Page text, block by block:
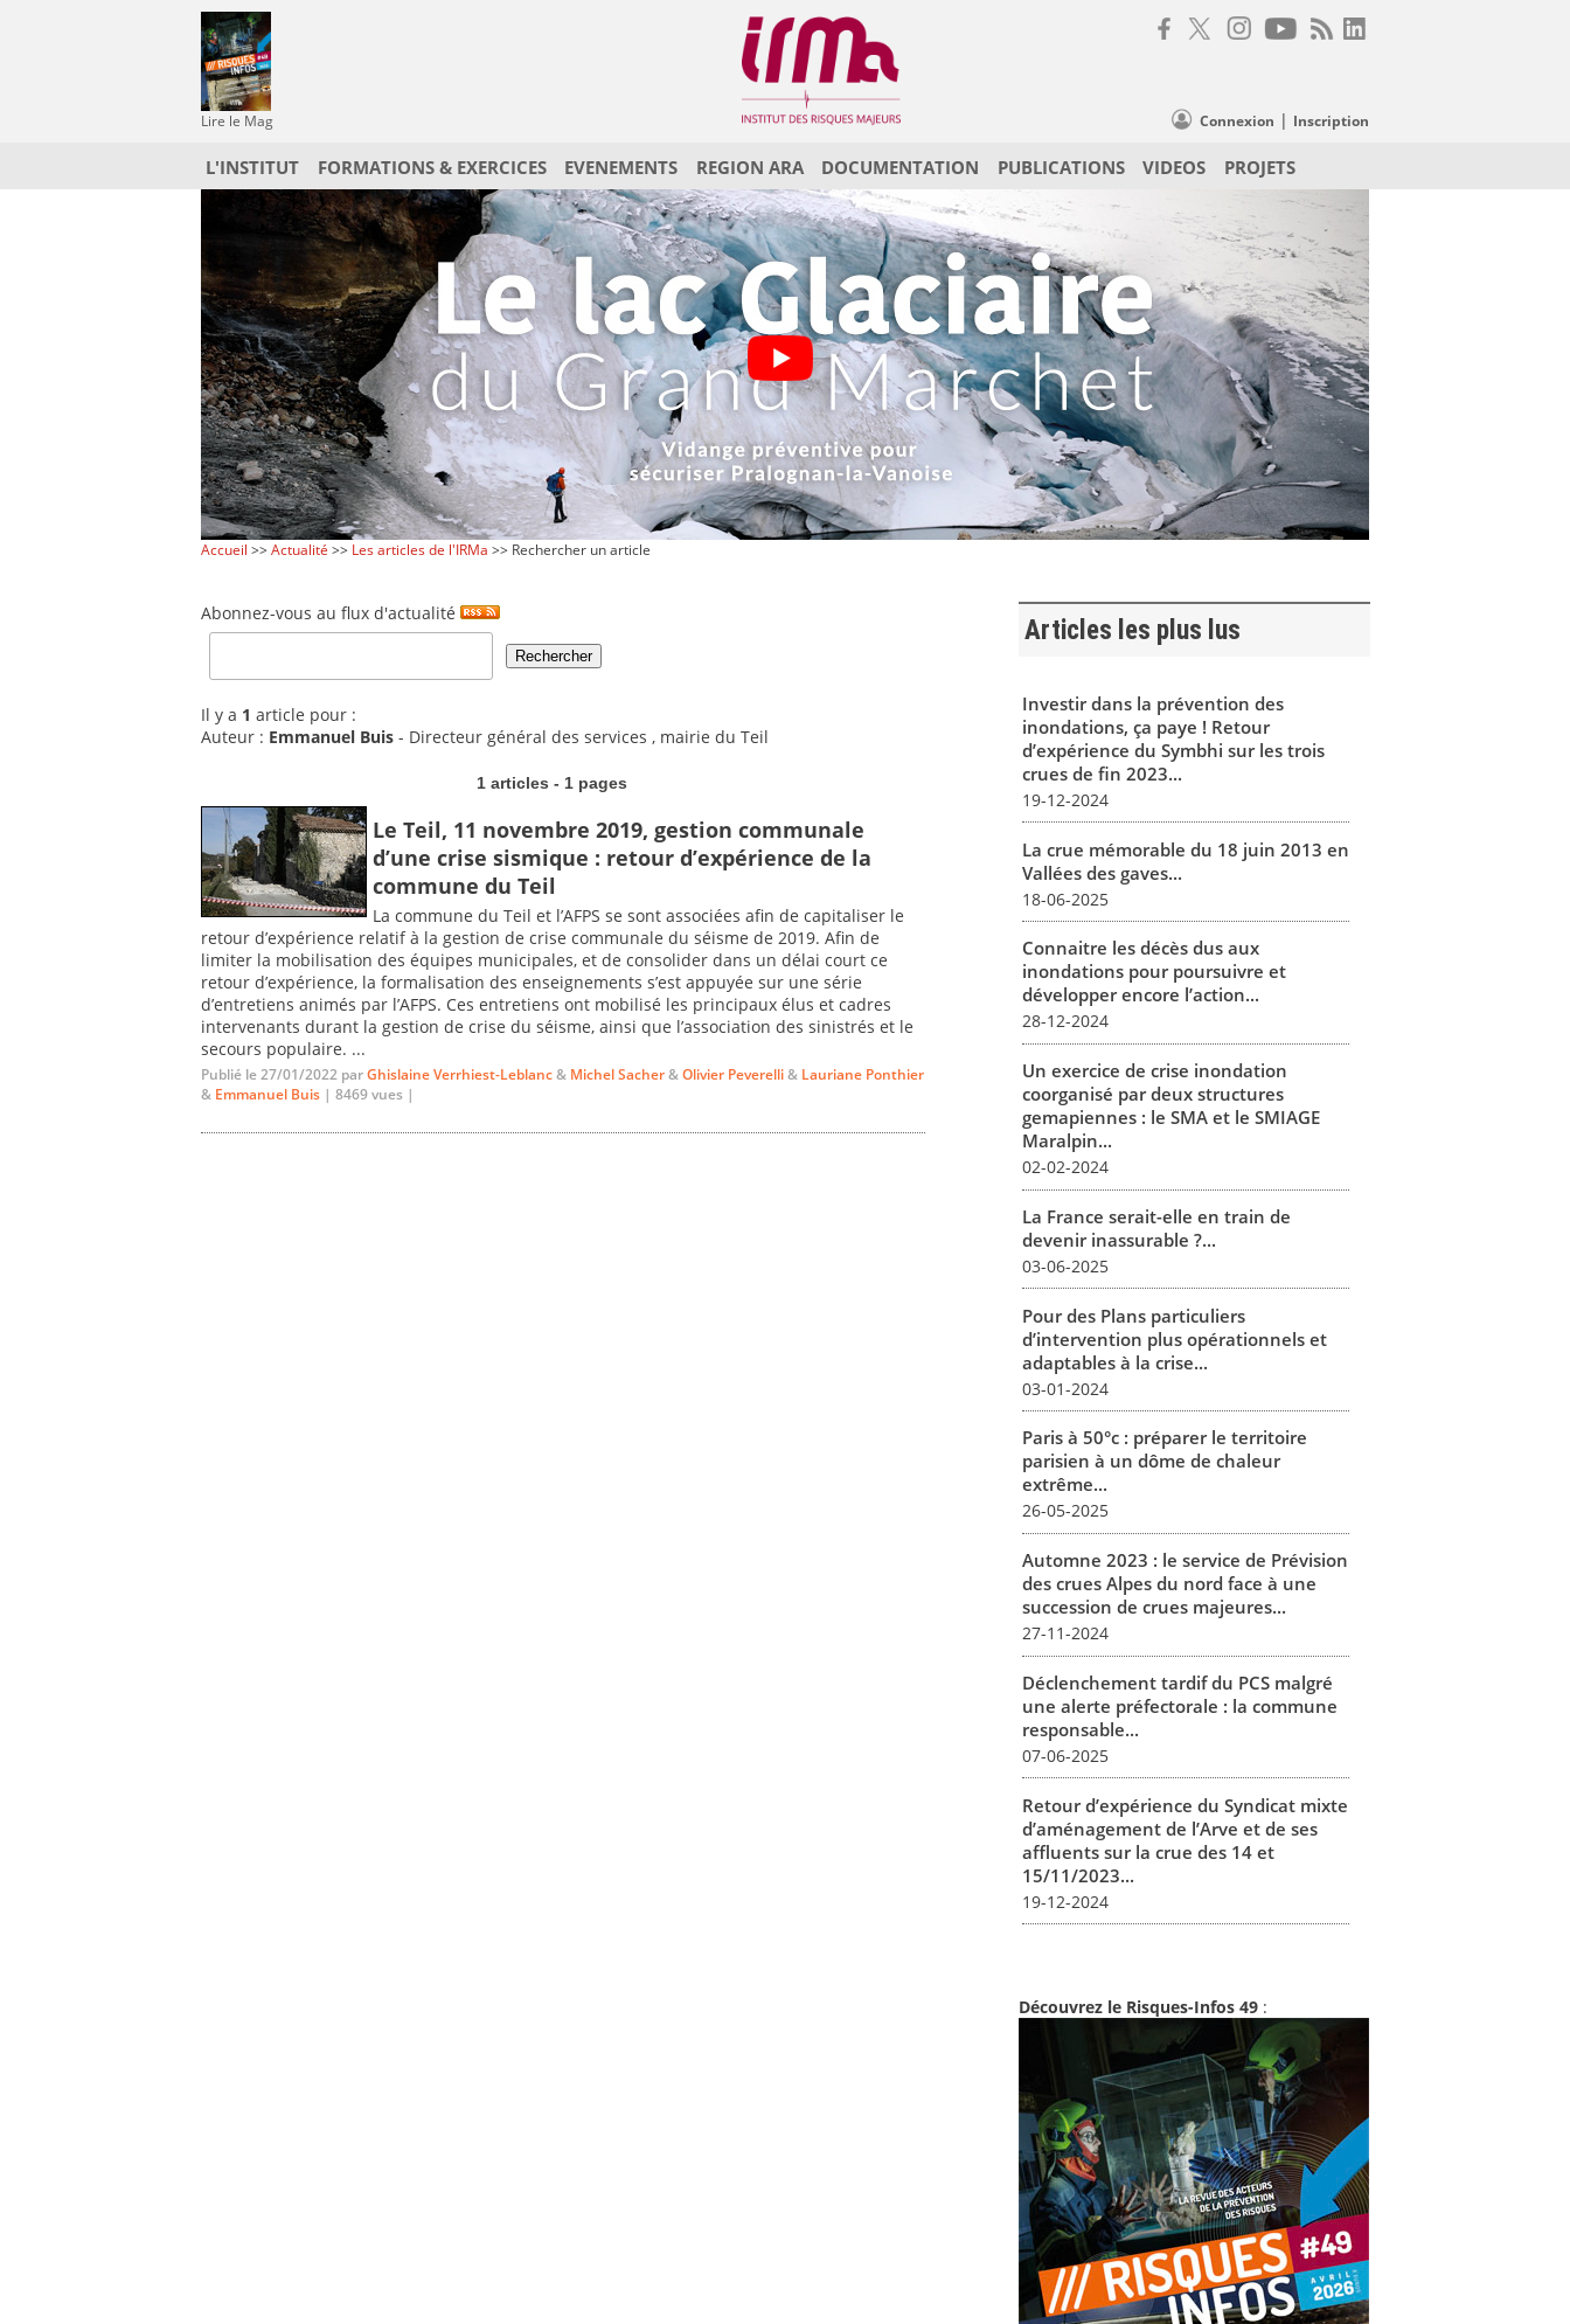
Lire le Mag Connexion | Inscription
L'INSTITUT FORMATIONS & EXERCICES EVENEMENTS REGION ARA DOCUMENTATION PUBLICATIONS VIDEOS PROJETS
Accueil >>Actualité >> Les articles de l'IRMa >> Rechercher un article
Abonnez-vous au flux d'actualité
Il y a 1 article pour :
Auteur : Emmanuel Buis - Directeur général des services , mairie du Teil
1 articles - 1 pages
Le Teil, 11 novembre 2019, gestion communale
d’une crise sismique : retour d’expérience de la
commune du Teil
La commune du Teil et l’AFPS se sont associées afin de capitaliser le
retour d’expérience relatif à la gestion de crise communale du séisme de 2019. Afin de
limiter la mobilisation des équipes municipales, et de consolider dans un délai court ce
retour d’expérience, la formalisation des enseignements s’est appuyée sur une série
d’entretiens animés par l’AFPS. Ces entretiens ont mobilisé les principaux élus et cadres
intervenants durant la gestion de crise du séisme, ainsi que l’association des sinistrés et le
secours populaire. ...
Publié le 27/01/2022 parGhislaine Verrhiest-Leblanc& Michel Sacher&Olivier Peverelli& Lauriane Ponthier
& Emmanuel Buis | 8469 vues |
Articles les plus lus
Investir dans la prévention des
inondations, ça paye ! Retour
d’expérience du Symbhi sur les trois
crues de fin 2023...
19-12-2024
La crue mémorable du 18 juin 2013 en
Vallées des gaves...
18-06-2025
Connaitre les décès dus aux
inondations pour poursuivre et
développer encore l’action...
28-12-2024
Un exercice de crise inondation
coorganisé par deux structures
gemapiennes : le SMA et le SMIAGE
Maralpin...
02-02-2024
La France serait-elle en train de
devenir inassurable ?...
03-06-2025
Pour des Plans particuliers
d’intervention plus opérationnels et
adaptables à la crise...
03-01-2024
Paris à 50°c : préparer le territoire
parisien à un dôme de chaleur
extrême...
26-05-2025
Automne 2023 : le service de Prévision
des crues Alpes du nord face à une
succession de crues majeures...
27-11-2024
Déclenchement tardif du PCS malgré
une alerte préfectorale : la commune
responsable...
07-06-2025
Retour d’expérience du Syndicat mixte
d’aménagement de l’Arve et de ses
affluents sur la crue des 14 et
15/11/2023...
19-12-2024
Découvrez le Risques-Infos 49 :